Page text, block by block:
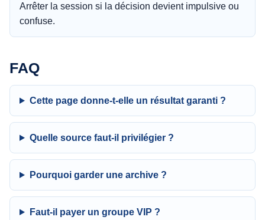
Arrêter la session si la décision devient impulsive ou
confuse.
FAQ
Cette page donne-t-elle un résultat garanti ?
Quelle source faut-il privilégier ?
Pourquoi garder une archive ?
Faut-il payer un groupe VIP ?